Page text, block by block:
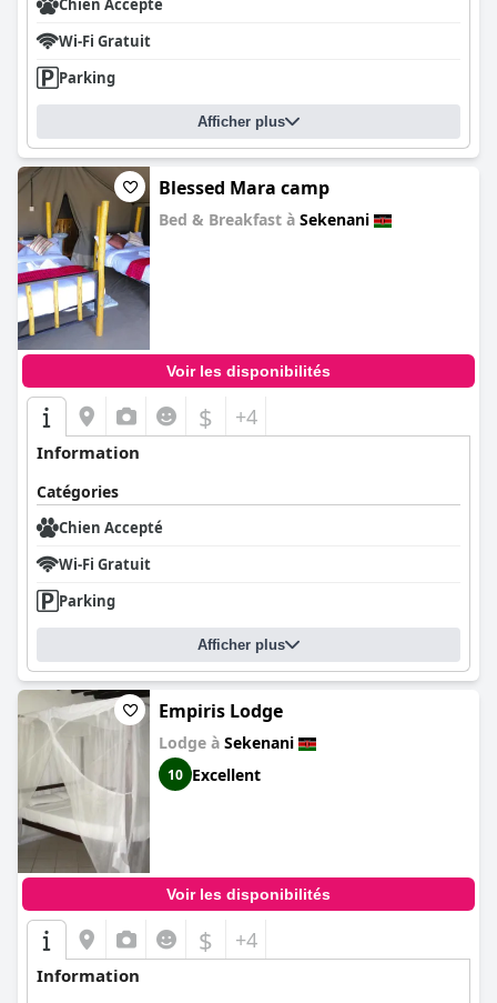
Chien Accepté
Wi-Fi Gratuit
Parking
Afficher plus
Blessed Mara camp
Bed & Breakfast à Sekenani
Voir les disponibilités
$ +4
Information
Catégories
Chien Accepté
Wi-Fi Gratuit
Parking
Afficher plus
Empiris Lodge
Lodge à Sekenani
10 Excellent
Voir les disponibilités
$ +4
Information